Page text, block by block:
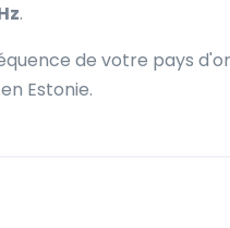
.
de votre pays
Estonie.